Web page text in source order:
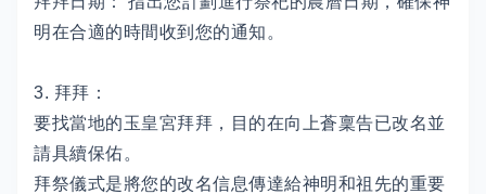
明在合適的時間收到您的通知。
3. 拜拜：
要找當地的玉皇宮拜拜，目的在向上蒼稟告已改名並
請具續保佑。
拜祭儀式是將您的改名信息傳達給神明和祖先的重要